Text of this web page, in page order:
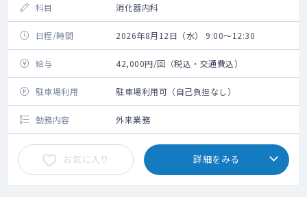
科目 消化器内科
日程/時間 2026年8月12日（水） 9:00～12:30
給与 42,000円/回（税込・交通費込）
駐車場利用 駐車場利用可（自己負担なし）
勤務内容 外来業務
お気に入り 詳細をみる